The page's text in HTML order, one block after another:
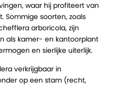
waar hij profiteert van
Sommige soorten, zoals
arboricola, zijn
als kamer- en kantoorplant
en sierlijke uiterlijk.
verkrijgbaar in
op een stam (recht,